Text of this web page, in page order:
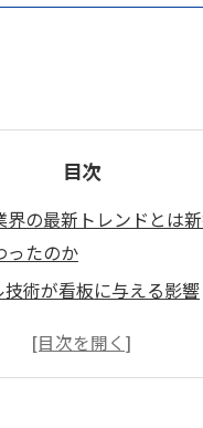
目次
界の最新トレンドとは
ったのか
技術が看板に与える影響
インテグレーションの可